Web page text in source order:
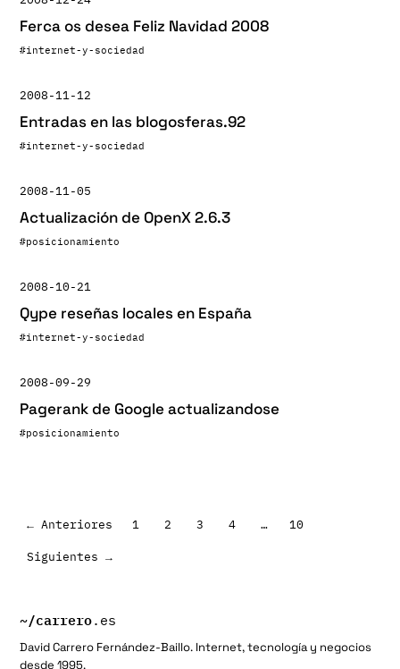
Ferca os desea Feliz Navidad 2008
#internet-y-sociedad
2008-11-12
Entradas en las blogosferas.92
#internet-y-sociedad
2008-11-05
Actualización de OpenX 2.6.3
#posicionamiento
2008-10-21
Qype reseñas locales en España
#internet-y-sociedad
2008-09-29
Pagerank de Google actualizandose
#posicionamiento
de
← Anteriores 1 2 3 4 … 10
Siguientes →
~/carrero.es
David Carrero Fernández-Baillo. Internet, tecnología y negocios
desde 1995.